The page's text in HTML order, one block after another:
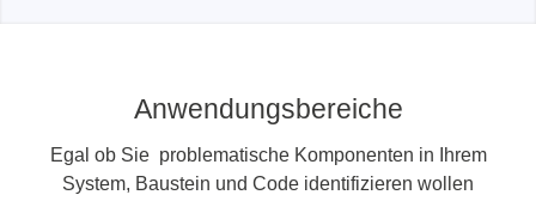
Anwendungsbereiche
Egal ob Sie problematische Komponenten in Ihrem
System, Baustein und Code identifizieren wollen